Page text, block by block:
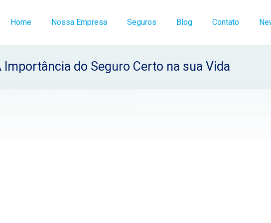
Home Nossa Empresa Seguros Blog Contato
Importância do Seguro Certo na sua Vida